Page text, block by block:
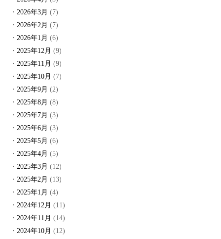
2026年3月 (7)
2026年2月 (7)
2026年1月 (6)
2025年12月 (9)
2025年11月 (9)
2025年10月 (7)
2025年9月 (2)
2025年8月 (8)
2025年7月 (3)
2025年6月 (3)
2025年5月 (6)
2025年4月 (5)
2025年3月 (12)
2025年2月 (13)
2025年1月 (4)
2024年12月 (11)
2024年11月 (14)
2024年10月 (12)